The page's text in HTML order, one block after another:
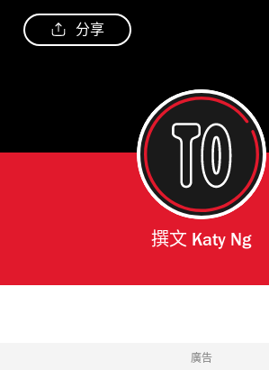
分享
撰文 Katy Ng
廣告